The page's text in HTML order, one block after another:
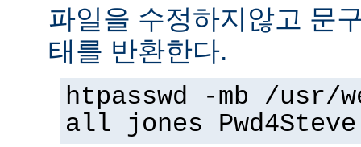
파일을 수정하지않고 문
태를 반환한다.
htpasswd -mb /usr/
all jones Pwd4Steve